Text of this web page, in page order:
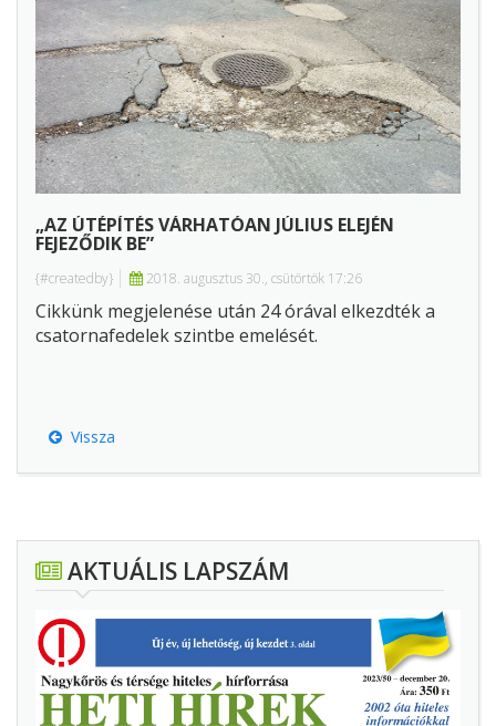
„AZ ÚTÉPÍTÉS VÁRHATÓAN JÚLIUS ELEJÉN
FEJEZŐDIK BE”
{#createdby} 2018. augusztus 30., csütörtök 17:26
Cikkünk megjelenése után 24 órával elkezdték a
csatornafedelek szintbe emelését.
Vissza
AKTUÁLIS LAPSZÁM